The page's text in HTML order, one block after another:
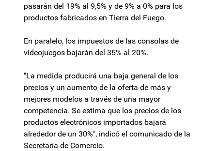
pasarán del 19% al 9,5% y de 9% a 0% para los
productos fabricados en Tierra del Fuego.
En paralelo, los impuestos de las consolas de
videojuegos bajarán del 35% al 20%.
"La medida producirá una baja general de los
precios y un aumento de la oferta de más y
mejores modelos a través de una mayor
competencia. Se estima que los precios de los
productos electrónicos importados bajará
alrededor de un 30%", indicó el comunicado de la
Secretaría de Comercio.